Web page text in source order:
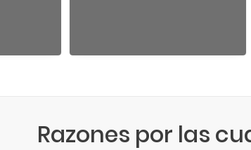
Razones por las